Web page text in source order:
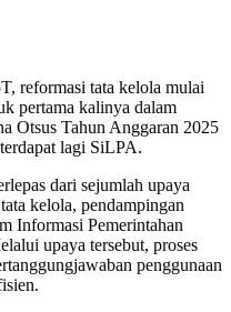
reformasi tata kelola mulai
pertama kalinya dalam
Otsus Tahun Anggaran 2025
lagi SiLPA.
dari sejumlah upaya
kelola, pendampingan
Informasi Pemerintahan
upaya tersebut, proses
penggunaan